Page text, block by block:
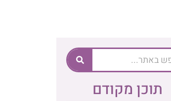
תוכן מקודם